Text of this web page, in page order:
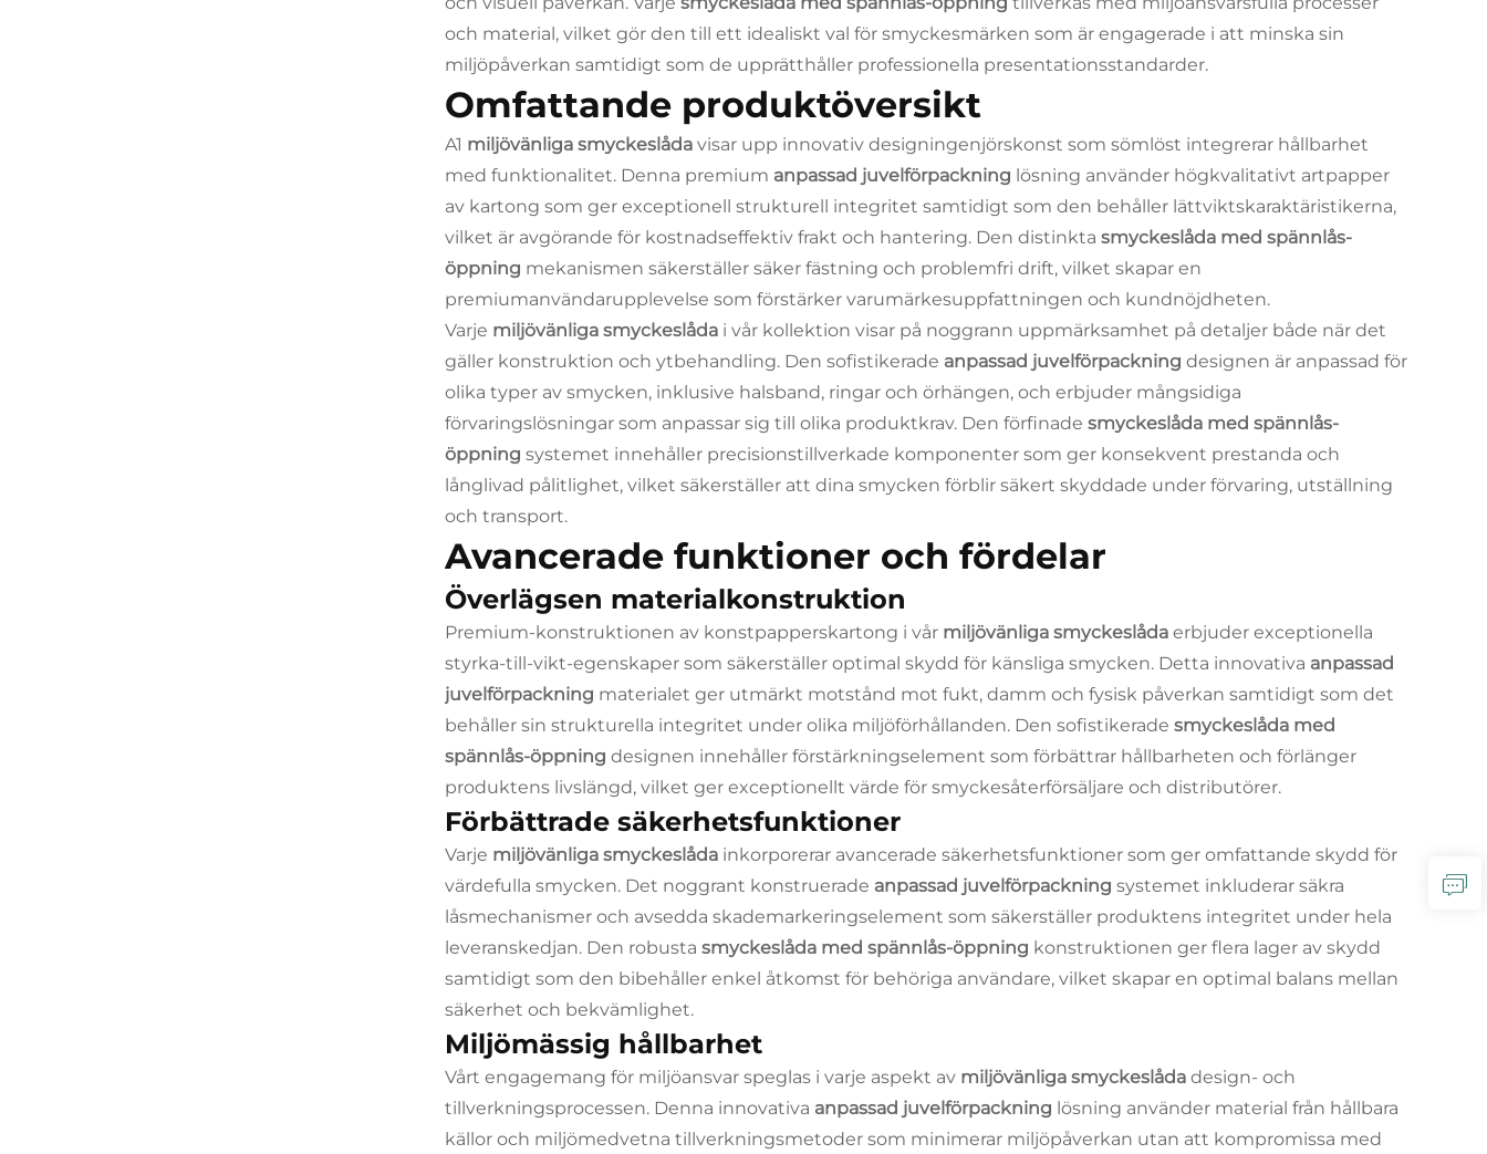
och material, vilket gör den till ett idealiskt val för smyckesmärken som är engagerade i att minska sin
miljöpåverkan samtidigt som de upprätthåller professionella presentationsstandarder.
Omfattande produktöversikt
A1 miljövänliga smyckeslåda visar upp innovativ designingenjörskonst som sömlöst integrerar hållbarhet
med funktionalitet. Denna premium anpassad juvelförpackning lösning använder högkvalitativt artpapper
av kartong som ger exceptionell strukturell integritet samtidigt som den behåller lättviktskaraktäristikerna,
vilket är avgörande för kostnadseffektiv frakt och hantering. Den distinkta smyckeslåda med spännlås-
öppning mekanismen säkerställer säker fästning och problemfri drift, vilket skapar en
premiumanvändarupplevelse som förstärker varumärkesuppfattningen och kundnöjdheten.
Varje miljövänliga smyckeslåda i vår kollektion visar på noggrann uppmärksamhet på detaljer både när det
gäller konstruktion och ytbehandling. Den sofistikerade anpassad juvelförpackning designen är anpassad för
olika typer av smycken, inklusive halsband, ringar och örhängen, och erbjuder mångsidiga
förvaringslösningar som anpassar sig till olika produktkrav. Den förfinade smyckeslåda med spännlås-
öppning systemet innehåller precisionstillverkade komponenter som ger konsekvent prestanda och
långlivad pålitlighet, vilket säkerställer att dina smycken förblir säkert skyddade under förvaring, utställning
och transport.
Avancerade funktioner och fördelar
Överlägsen materialkonstruktion
Premium-konstruktionen av konstpapperskartong i vår miljövänliga smyckeslåda erbjuder exceptionella
styrka-till-vikt-egenskaper som säkerställer optimal skydd för känsliga smycken. Detta innovativa anpassad
juvelförpackning materialet ger utmärkt motstånd mot fukt, damm och fysisk påverkan samtidigt som det
behåller sin strukturella integritet under olika miljöförhållanden. Den sofistikerade smyckeslåda med
spännlås-öppning designen innehåller förstärkningselement som förbättrar hållbarheten och förlänger
produktens livslängd, vilket ger exceptionellt värde för smyckesåterförsäljare och distributörer.
Förbättrade säkerhetsfunktioner
Varje miljövänliga smyckeslåda inkorporerar avancerade säkerhetsfunktioner som ger omfattande skydd för
värdefulla smycken. Det noggrant konstruerade anpassad juvelförpackning systemet inkluderar säkra
låsmechanismer och avsedda skademarkeringselement som säkerställer produktens integritet under hela
leveranskedjan. Den robusta smyckeslåda med spännlås-öppning konstruktionen ger flera lager av skydd
samtidigt som den bibehåller enkel åtkomst för behöriga användare, vilket skapar en optimal balans mellan
säkerhet och bekvämlighet.
Miljömässig hållbarhet
Vårt engagemang för miljöansvar speglas i varje aspekt av miljövänliga smyckeslåda design- och
tillverkningsprocessen. Denna innovativa anpassad juvelförpackning lösning använder material från hållbara
källor och miljömedvetna tillverkningsmetoder som minimerar miljöpåverkan utan att kompromissa med